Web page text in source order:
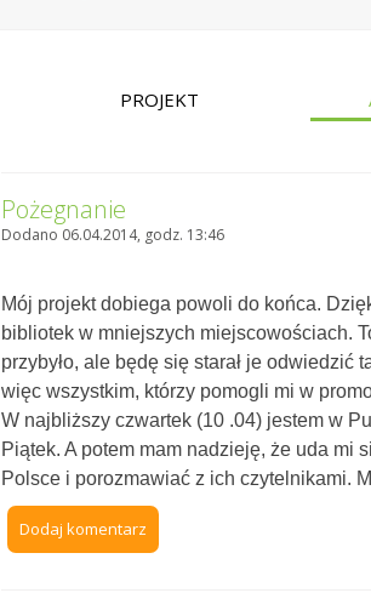
PROJEKT
Pożegnanie
Dodano 06.04.2014, godz. 13:46
Mój projekt dobiega powoli do końca.
bibliotek w mniejszych miejscowościach.
przybyło, ale będę się starał je
więc wszystkim, którzy pomogli mi w
W najbliższy czwartek (10 .04) jestem w
Piątek. A potem mam nadzieję, że uda mi
Polsce i porozmawiać z ich czytelnikami.
Dodaj komentarz